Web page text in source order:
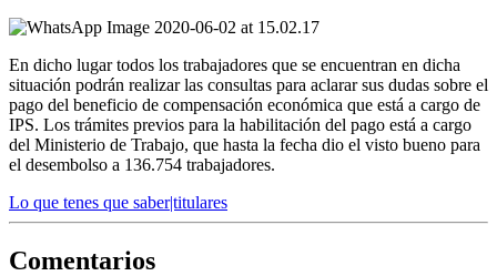
En dicho lugar todos los trabajadores que se encuentran en dicha
situación podrán realizar las consultas para aclarar sus dudas sobre el
pago del beneficio de compensación económica que está a cargo de
IPS. Los trámites previos para la habilitación del pago está a cargo
del Ministerio de Trabajo, que hasta la fecha dio el visto bueno para
el desembolso a 136.754 trabajadores.
Lo que tenes que saber|titulares
Comentarios